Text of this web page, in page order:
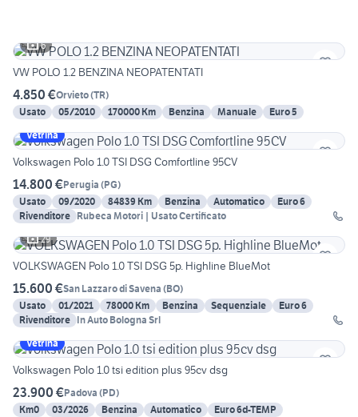
6
VW POLO 1.2 BENZINA NEOPATENTATI
4.850 €Orvieto(TR)
Usato
05/2010 170000 Km Benzina Manuale
Euro 5
Vetrina
Volkswagen Polo 1.0 TSI DSG Comfortline 95CV
14.800 €Perugia (PG)
Usato
09/2020 84839 Km Benzina Automatico
Euro 6
Rivenditore Rubeca Motori | Usato Certificato
29
VOLKSWAGEN Polo 1.0 TSI DSG 5p. Highline BlueMot
15.600 €San Lazzaro di Savena (BO)
Usato
01/2021 78000 Km Benzina Sequenziale
Euro 6
Rivenditore In Auto Bologna Srl
Vetrina
Volkswagen Polo 1.0 tsi edition plus 95cv dsg
23.900 €Padova (PD)
Km0
03/2026 Benzina Automatico
Euro 6d-TEMP